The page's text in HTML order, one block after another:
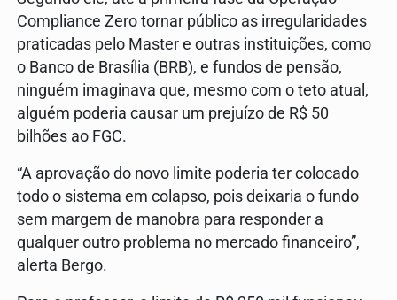
Compliance Zero tornar público as irregularidades
praticadas pelo Master e outras instituições, como
o Banco de Brasília (BRB), e fundos de pensão,
ninguém imaginava que, mesmo com o teto atual,
alguém poderia causar um prejuízo de R$ 50
bilhões ao FGC.
“A aprovação do novo limite poderia ter colocado
todo o sistema em colapso, pois deixaria o fundo
sem margem de manobra para responder a
qualquer outro problema no mercado financeiro”,
alerta Bergo.